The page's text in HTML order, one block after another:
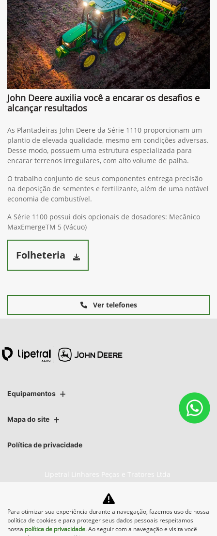
John Deere auxilia você a encarar os desafios e
alcançar resultados
As Plantadeiras John Deere da Série 1110 proporcionam um
plantio de elevada qualidade, mesmo em condições adversas.
Desse modo, possuem uma estrutura especializada para
encarar terrenos irregulares, com alto volume de palha.
O trabalho conjunto de seus componentes entrega precisão
na deposição de sementes e fertilizante, além de uma notável
economia de combustível.
A Série 1100 possui dois opcionais de dosadores: Mecânico
MaxEmergeTM 5 (Vácuo)
Folheteria
Ver telefones
Equipamentos
Mapa do site
Política de privacidade
Lipetral Linhares Peças e Tratores Ltda
CNPJ: 27.733.195/0003-05
Para otimizar sua experiência durante a navegação, fazemos uso de nossa
política de cookies e para proteger seus dados pessoais respeitamos
nossa política de privacidade. Ao seguir com a navegação e visita você